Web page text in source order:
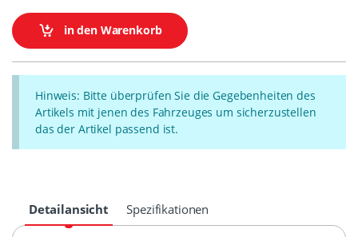
in den Warenkorb
Hinweis: Bitte überprüfen Sie die Gegebenheiten des
Artikels mit jenen des Fahrzeuges um sicherzustellen
das der Artikel passend ist.
Detailansicht Spezifikationen